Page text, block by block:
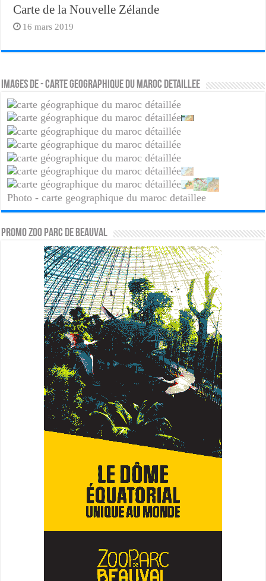
Carte de la Nouvelle Zélande
16 mars 2019
Images de - carte geographique du maroc detaillee
Photo - carte geographique du maroc detaillee
PROMO ZOO PARC DE BEAUVAL